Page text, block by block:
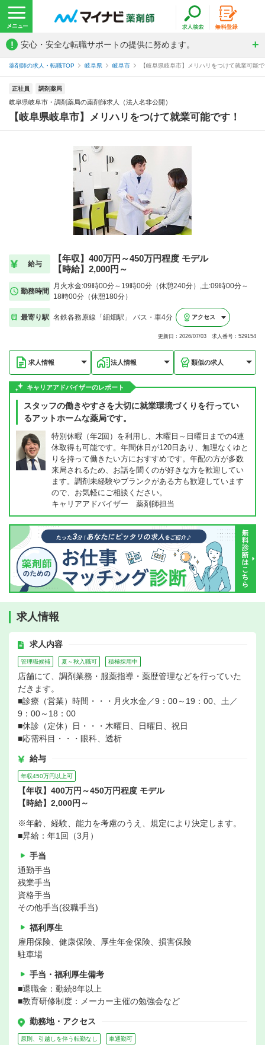
! 安心・安全な転職サポートの提供に努めます。
薬剤師の求人・転職TOP 岐阜県 岐阜市 【岐阜県岐阜市】メリハリをつけて就業可能
正社員 調剤薬局
岐阜県岐阜市・調剤薬局の薬剤師求人（法人名非公開）
【岐阜県岐阜市】メリハリをつけて就業可能です！
給与
【年収】400万円～450万円程度 モデル
【時給】2,000円～
勤務時間
月火水金:09時00分～19時00分（休憩240分）,土:09時00分～
18時00分（休憩180分）
最寄り駅 名鉄各務原線「細畑駅」 バス・車4分 アクセス
更新日：2026/07/03 求人番号：529154
求人情報 法人情報 類似の求人
キャリアアドバイザーのレポート
スタッフの働きやすさを大切に就業環境づくりを行ってい
るアットホームな薬局です。
特別休暇（年2回）を利用し、木曜日～日曜日までの4連
休取得も可能です。年間休日が120日あり、無理なくゆと
りを持って働きたい方におすすめです。年配の方が多数
来局されるため、お話を聞くのが好きな方を歓迎してい
ます。調剤未経験やブランクがある方も歓迎しています
ので、お気軽にご相談ください。
キャリアアドバイザー 薬剤師担当
求人情報
求人内容
管理職候補 夏～秋入職可 積極採用中
店舗にて、調剤業務・服薬指導・薬歴管理などを行っていた
だきます。
■診療（営業）時間・・・月火水金／9：00～19：00、土／
9：00～18：00
■休診（定休）日・・・木曜日、日曜日、祝日
■応需科目・・・眼科、透析
給与
年収450万円以上可
【年収】400万円～450万円程度 モデル
【時給】2,000円～
※年齢、経験、能力を考慮のうえ、規定により決定します。
■昇給：年1回（3月）
手当
通勤手当
残業手当
資格手当
その他手当(役職手当)
福利厚生
雇用保険、健康保険、厚生年金保険、損害保険
駐車場
手当・福利厚生備考
■退職金：勤続8年以上
■教育研修制度：メーカー主催の勉強会など
勤務地・アクセス
原則、引越しを伴う転勤なし 車通勤可